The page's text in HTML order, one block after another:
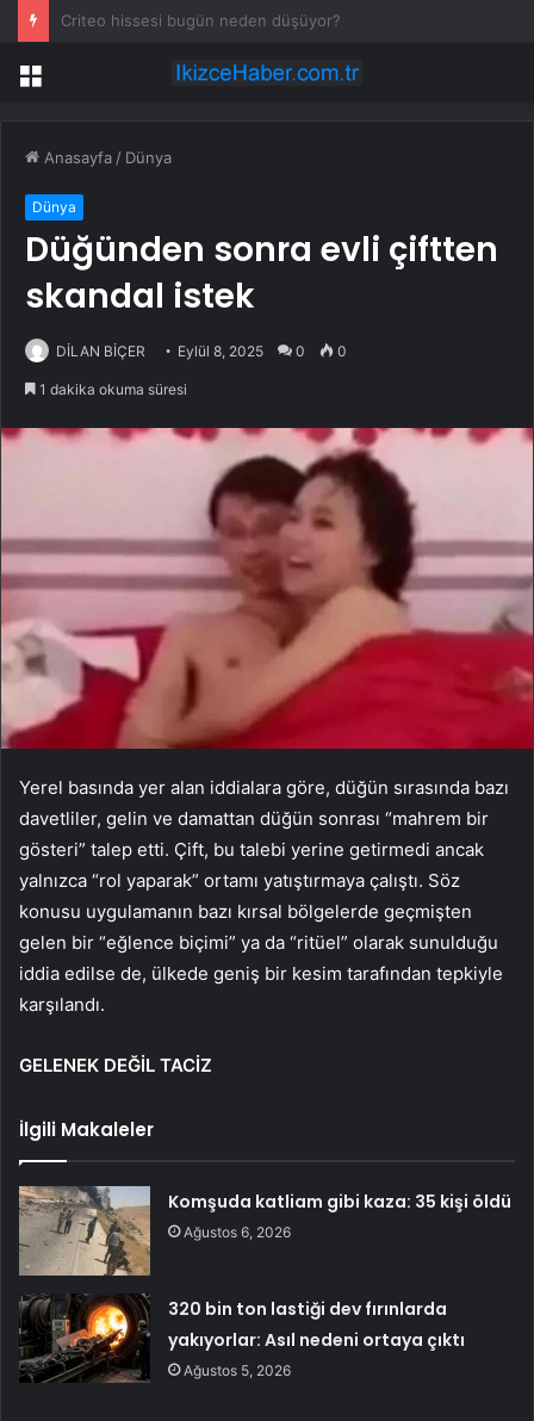
Global Payments hissesi bugün neden düşüyor?
Menü
Anasayfa / Dünya
Dünya
Düğünden sonra evli çiftten
skandal istek
DİLAN BİÇER Eylül 8, 2025 0 0
1 dakika okuma süresi
Yerel basında yer alan iddialara göre, düğün sırasında bazı
davetliler, gelin ve damattan düğün sonrası “mahrem bir
gösteri” talep etti. Çift, bu talebi yerine getirmedi ancak
yalnızca “rol yaparak” ortamı yatıştırmaya çalıştı. Söz
konusu uygulamanın bazı kırsal bölgelerde geçmişten
gelen bir “eğlence biçimi” ya da “ritüel” olarak sunulduğu
iddia edilse de, ülkede geniş bir kesim tarafından tepkiyle
karşılandı.
GELENEK DEĞİL TACİZ
İlgili Makaleler
Komşuda katliam gibi kaza: 35 kişi öldü
Ağustos 6, 2026
320 bin ton lastiği dev fırınlarda
yakıyorlar: Asıl nedeni ortaya çıktı
Ağustos 5, 2026